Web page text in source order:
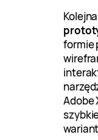
formie
Adobe